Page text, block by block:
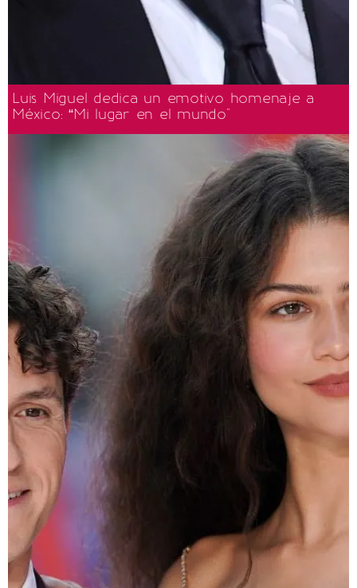
Luis Miguel dedica un emotivo homenaje a
México: “Mi lugar en el mundo"